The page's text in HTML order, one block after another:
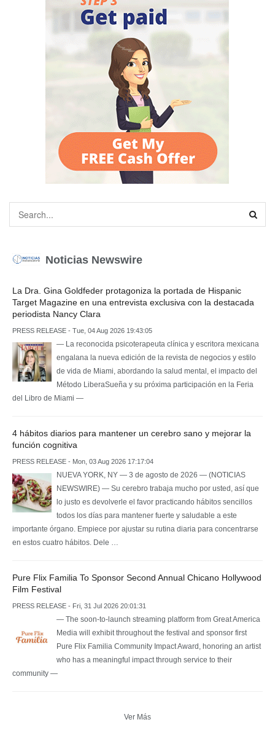
Noticias Newswire
La Dra. Gina Goldfeder protagoniza la portada de Hispanic
Target Magazine en una entrevista exclusiva con la destacada
periodista Nancy Clara
PRESS RELEASE - Tue, 04 Aug 2026 19:43:05
— La reconocida psicoterapeuta clínica y escritora mexicana
engalana la nueva edición de la revista de negocios y estilo
de vida de Miami, abordando la salud mental, el impacto del
Método LiberaSueña y su próxima participación en la Feria
del Libro de Miami —
4 hábitos diarios para mantener un cerebro sano y mejorar la
función cognitiva
PRESS RELEASE - Mon, 03 Aug 2026 17:17:04
NUEVA YORK, NY — 3 de agosto de 2026 — (NOTICIAS
NEWSWIRE) — Su cerebro trabaja mucho por usted, así que
lo justo es devolverle el favor practicando hábitos sencillos
todos los días para mantener fuerte y saludable a este
importante órgano. Empiece por ajustar su rutina diaria para concentrarse
en estos cuatro hábitos. Dele …
Pure Flix Familia To Sponsor Second Annual Chicano Hollywood
Film Festival
PRESS RELEASE - Fri, 31 Jul 2026 20:01:31
— The soon-to-launch streaming platform from Great America
Media will exhibit throughout the festival and sponsor first
Pure Flix Familia Community Impact Award, honoring an artist
who has a meaningful impact through service to their
community —
Ver Más